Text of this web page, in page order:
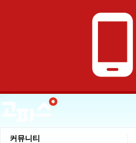
phone_android
커뮤니티